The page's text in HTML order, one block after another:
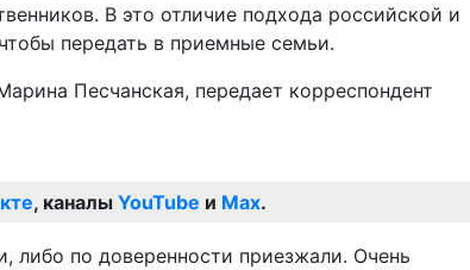
В это отличие подхода российской и
передать в приемные семьи.
Песчанская, передает корреспондент
, каналы YouTube и Max.
либо по доверенности приезжали. Очень